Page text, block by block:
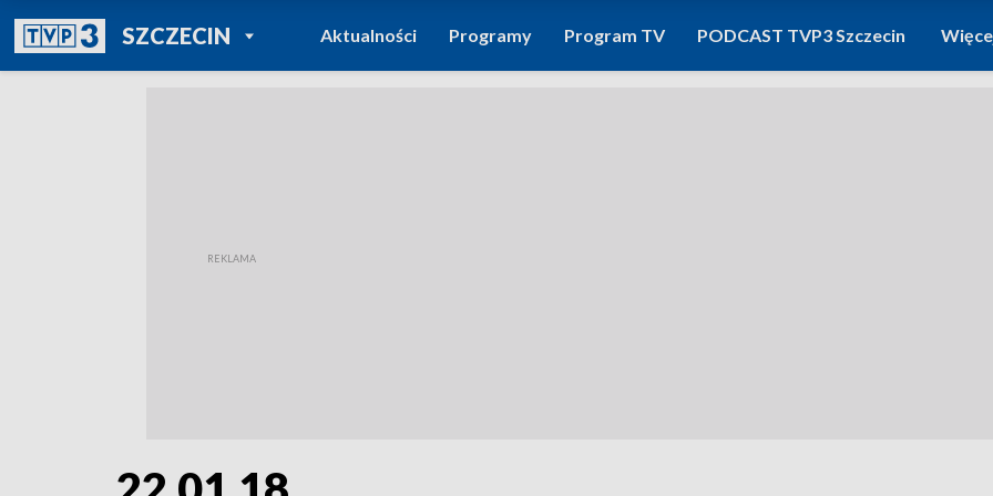
SZCZECINPOWRÓT DO
TVP REGIONY
Aktualności Programy Program TV PODCAST TVP3 Szczecin